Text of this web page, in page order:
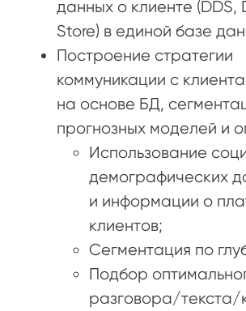
данных о клиенте
Store) в единой базе
Построение стратегии
коммуникации с
на основе БД,
прогнозных моделей и
Использование
демографических
и информации о
клиентов;
Сегментация по
Подбор
разговора/текста/